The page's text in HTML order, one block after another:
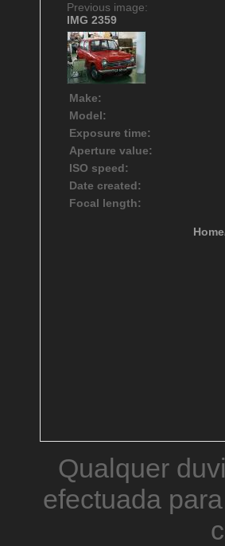
Previous image:
IMG 2359
Make:
Model:
Exposure time:
Aperture value:
ISO speed:
Date created:
Focal length:
Home
Qualquer
efectuada